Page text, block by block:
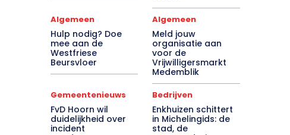
Algemeen
Hulp nodig? Doe
mee aan de
Westfriese
Beursvloer
Algemeen
Meld jouw
organisatie aan
voor de
Vrijwilligersmarkt
Medemblik
Gemeentenieuws
FvD Hoorn wil
duidelijkheid over
incident
Bedrijven
Enkhuizen schittert
in Michelingids: de
stad, de